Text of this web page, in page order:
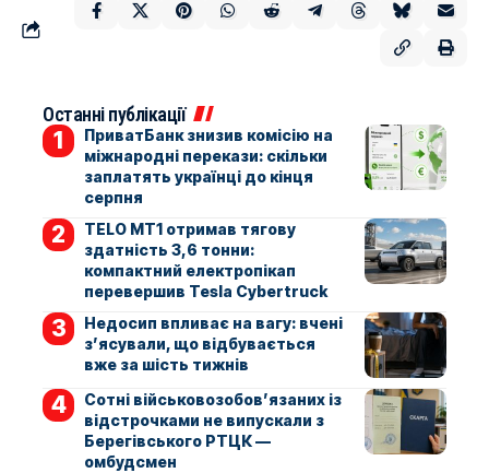
Останні публікації
ПриватБанк знизив комісію на
міжнародні перекази: скільки
заплатять українці до кінця
серпня
TELO MT1 отримав тягову
здатність 3,6 тонни:
компактний електропікап
перевершив Tesla Cybertruck
Недосип впливає на вагу: вчені
з’ясували, що відбувається
вже за шість тижнів
Сотні військовозобов’язаних із
відстрочками не випускали з
Берегівського РТЦК —
омбудсмен